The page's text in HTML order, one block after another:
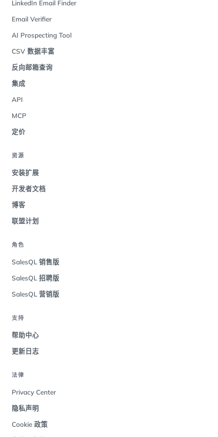
LinkedIn Email Finder
Email Verifier
AI Prospecting Tool
CSV 数据丰富
反向邮箱查询
集成
API
MCP
定价
资源
安装扩展
开发者文档
博客
联盟计划
角色
SalesQL 销售版
SalesQL 招聘版
SalesQL 营销版
支持
帮助中心
更新日志
法律
Privacy Center
隐私声明
Cookie 政策